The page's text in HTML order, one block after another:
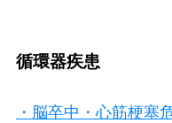
循環器疾患
・ 脳卒中・心筋梗塞